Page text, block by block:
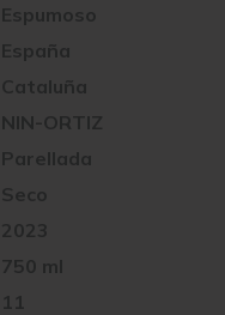
España
2023
Cataluña
750 ml
NIN-ORTIZ
11
Parellada
Espumoso
Seco